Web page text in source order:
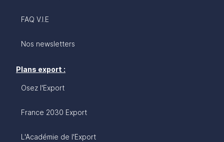
FAQ V.I.E
Nos newsletters
Plans export :
Osez l'Export
France 2030 Export
L'Académie de l'Export